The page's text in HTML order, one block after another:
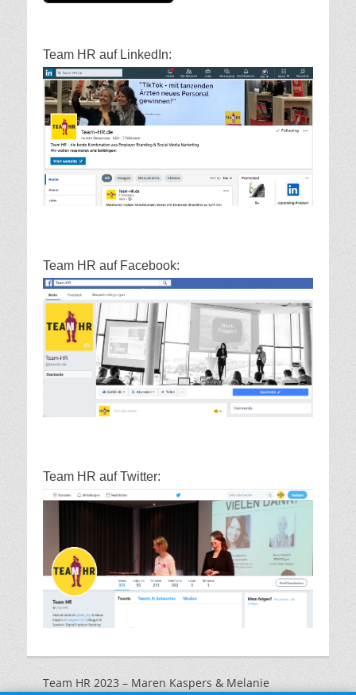
Team HR auf LinkedIn:
Team HR auf Facebook:
Team HR auf Twitter:
Team HR 2023 – Maren Kaspers & Melanie